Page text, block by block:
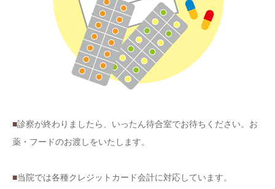
■診察が終わりましたら、いったん待合室でお待ちください。お
薬・フードのお渡しをいたします。
■当院では各種クレジットカード会計に対応しています。